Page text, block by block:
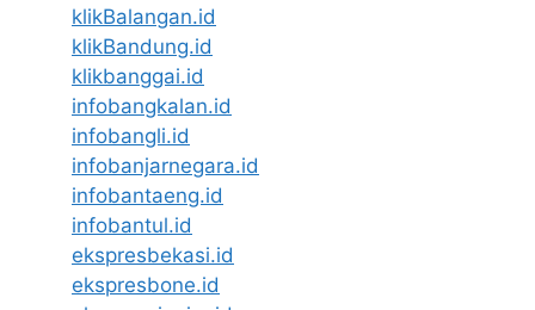
klikBalangan.id
klikBandung.id
klikbanggai.id
infobangkalan.id
infobangli.id
infobanjarnegara.id
infobantaeng.id
infobantul.id
ekspresbekasi.id
ekspresbone.id